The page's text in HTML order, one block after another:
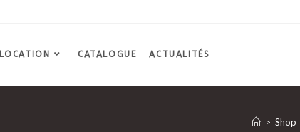
LOCATION CATALOGUE ACTUALITÉS
> Shop